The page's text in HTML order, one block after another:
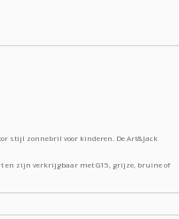
stijl zonnebril voor kinderen. De Art&Jack
en zijn verkrijgbaar met G15, grijze, bruine of